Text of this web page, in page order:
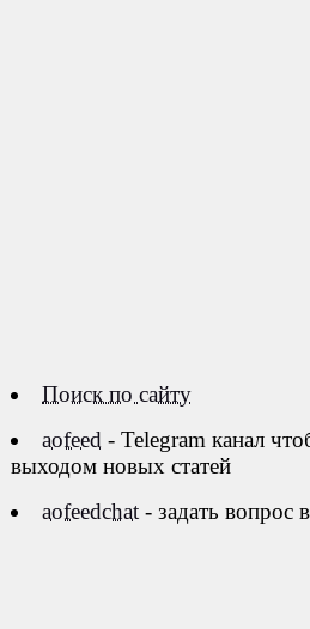
Поиск по сайту
aofeed - Telegram канал
выходом новых статей
aofeedchat - задать вопрос